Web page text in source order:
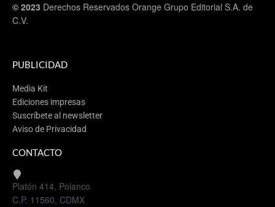
© 2023 Derechos Reservados Orange Grupo Editorial S.A. de
C.V.
PUBLICIDAD
Media Kit
Ediciones impresas
Suscríbete al newsletter
Aviso de Privacidad
CONTACTO
Platón 414, Polanco
C.P. 11560, CDMX